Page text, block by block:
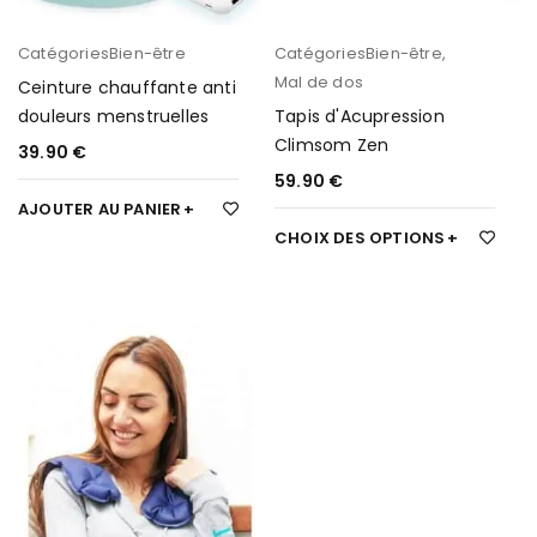
CatégoriesBien-être
Ceinture chauffante anti
douleurs menstruelles
39.90 €
AJOUTER AU PANIER
CatégoriesBien-être,
Mal de dos
Tapis d'Acupression
Climsom Zen
59.90 €
CHOIX DES OPTIONS